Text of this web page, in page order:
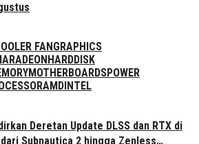
FANGRAPHICS
RADEONHARDDISK
MOTHERBOARDSPOWER
AMDINTEL
Deretan Update DLSS dan RTX di
Subnautica 2 hingga Zenless…